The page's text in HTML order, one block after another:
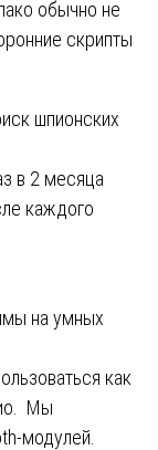
обычно не
скрипты
шпионских
в 2 месяца
каждого
на умных
как
Мы
модулей.